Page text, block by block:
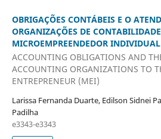
OBRIGAÇÕES CONTÁBEIS E O
ORGANIZAÇÕES DE
MICROEMPREENDEDOR
ACCOUNTING OBLIGATIONS AND
ACCOUNTING ORGANIZATIONS TO
ENTREPRENEUR (MEI)
Larissa Fernanda Duarte, Edilson Sidnei
Padilha
e3343-e3343